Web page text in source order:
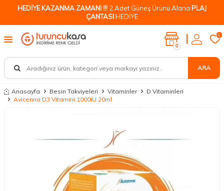
HEDİYE KAZANMA ZAMANI !!! 2 Adet Güneş Ürünü Alana PLAJ
ÇANTASIHEDİYE
ARA
0
0
Anasayfa Besin Takviyeleri Vitaminler
D Vitaminleri
Avicenna D3 Vitamini 1000IU 20ml